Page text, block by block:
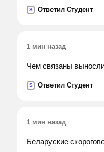
72 градуса.
S Ответил Студент
1 мин назад
Чем связаны
S Ответил Студент
1 мин назад
Беларуские